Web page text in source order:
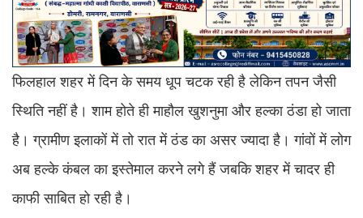
फिलहाल शहर में दिन के समय धूप चटक रही है लेकिन तपन जैसी
स्थिति नहीं है। शाम होते ही माहौल खुशनुमा और हल्का ठंडा हो जाता
है। ग्रामीण इलाकों में तो रात में ठंड का असर ज्यादा है। गांवों में लोग
अब हल्के कंबल का इस्तेमाल करने लगे हैं जबकि शहर में चादर ही
काफी साबित हो रही है।